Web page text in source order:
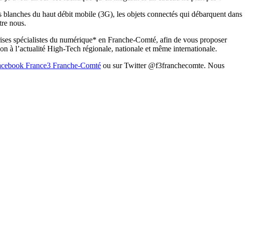
du haut débit mobile (3G), les objets connectés qui débarquent dans
nous.
spécialistes du numérique* en Franche-Comté, afin de vous proposer
à l’actualité High-Tech régionale, nationale et même internationale.
France3 Franche-Comté ou sur Twitter @f3franchecomte. Nous